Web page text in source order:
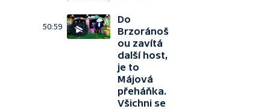
50:59
Do
Brzoránoš
ou zavítá
další host,
je to
Májová
přeháňka.
Všichni se